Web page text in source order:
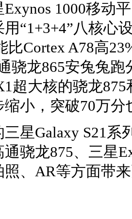
1000移动
“1+3+4”八核心
比Cortex A78高
骁龙865安兔兔
超大核的骁龙
小，突破70万分
星Galaxy S21系
骁龙875、三星
照、AR等方面带